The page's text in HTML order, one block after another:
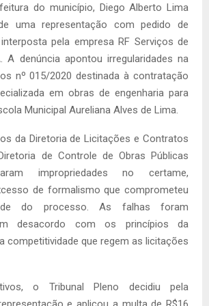
do município, Diego Alberto Lima
uma representação com pedido de
pela empresa RF Serviços de
A denúncia apontou irregularidades na
nº 015/2020 destinada à contratação
em obras de engenharia para
Municipal Aureliana Alves de Lima.
da Diretoria de Licitações e Contratos
de Controle de Obras Públicas
impropriedades no certame,
de formalismo que comprometeu
do processo. As falhas foram
desacordo com os princípios da
competitividade que regem as licitações
o Tribunal Pleno decidiu pela